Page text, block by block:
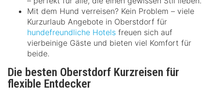
Mit dem Hund verreisen? Kein Problem – viele
Kurzurlaub Angebote in Oberstdorf für
hundefreundliche Hotels freuen sich auf
vierbeinige Gäste und bieten viel Komfort für
beide.
Die besten Oberstdorf Kurzreisen für
flexible Entdecker